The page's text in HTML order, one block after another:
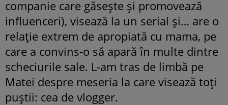
companie care găsește și promovează
influenceri), visează la un serial și… are o
relație extrem de apropiată cu mama, pe
care a convins-o să apară în multe dintre
scheciurile sale. L-am tras de limbă pe
Matei despre meseria la care visează toți
puștii: cea de vlogger.